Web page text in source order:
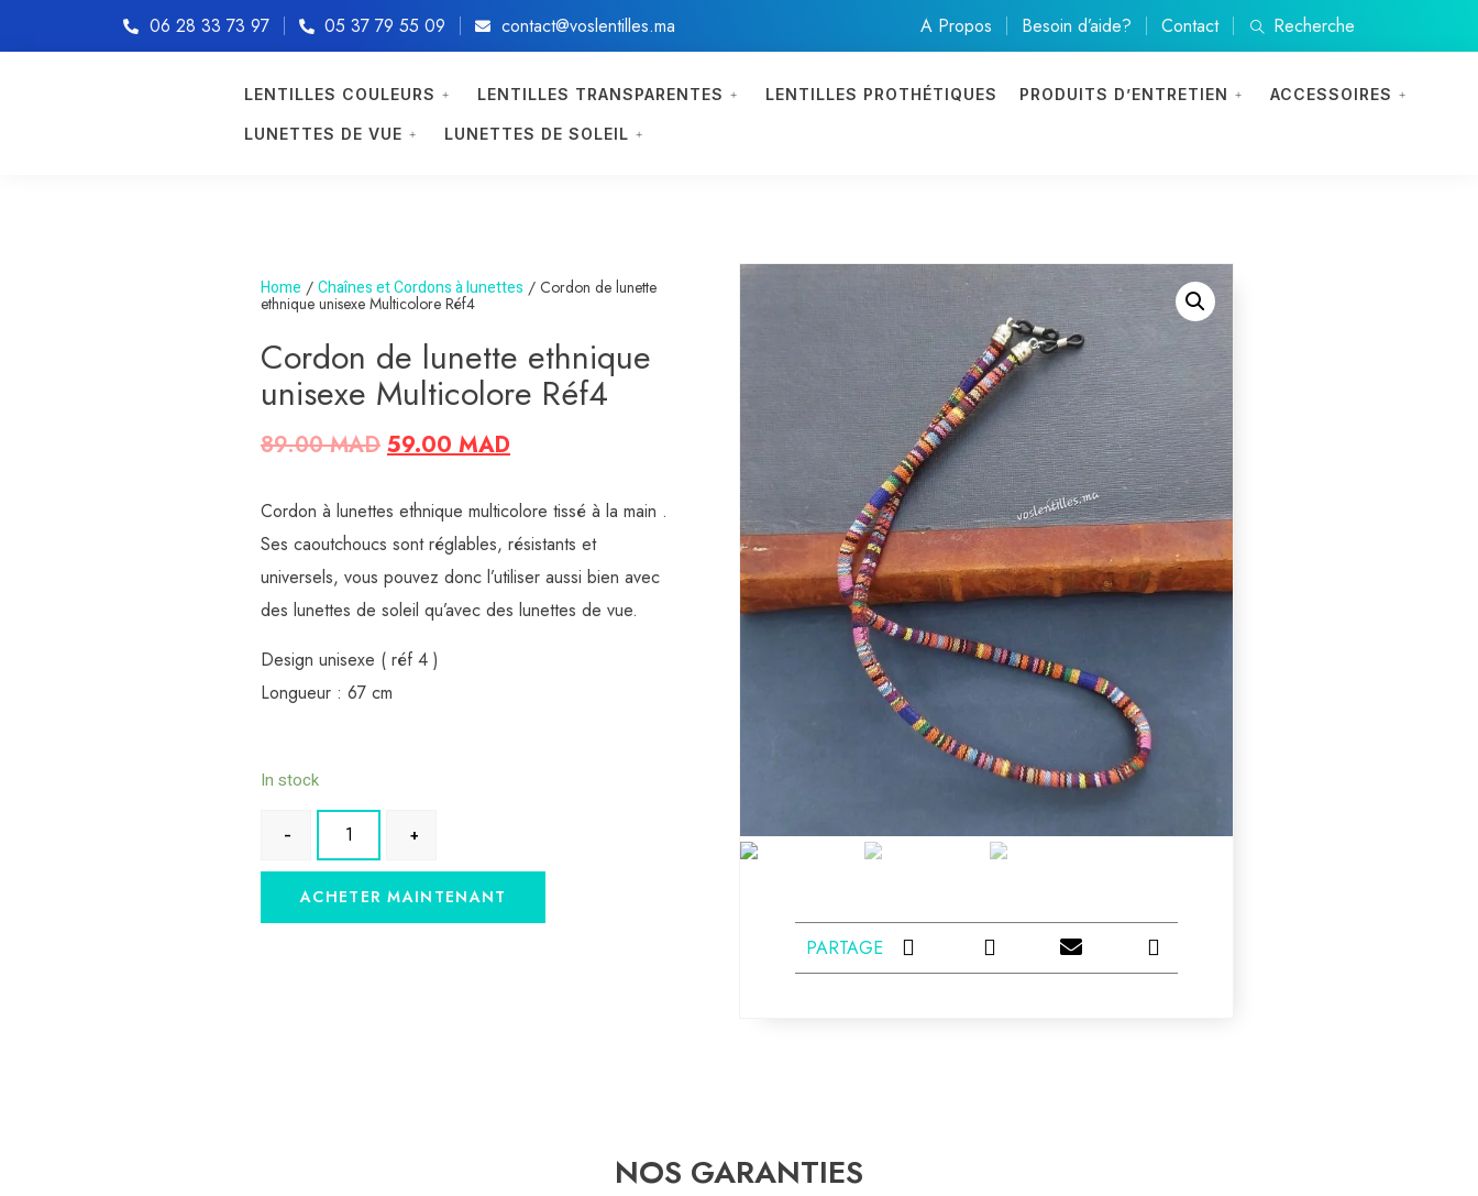
06 28 33 73 97 05 37 79 55 09 contact@voslentilles.ma À Propos Besoin d’aide? Contact Recherche
LENTILLES COULEURS LENTILLES TRANSPARENTES LENTILLES PROTHÉTIQUES PRODUITS D’ENTRETIEN ACCESSOIRES
LUNETTES DE VUE LUNETTES DE SOLEIL
Home / Chaînes et Cordons à lunettes / Cordon de lunette
ethnique unisexe Multicolore Réf4
Cordon de lunette ethnique
unisexe Multicolore Réf4
89.00MAD 59.00MAD
Cordon à lunettes ethnique multicolore tissé à la main .
Ses caoutchoucs sont réglables, résistants et
universels, vous pouvez donc l’utiliser aussi bien avec
des lunettes de soleil qu’avec des lunettes de vue.
Design unisexe ( réf 4 )
Longueur : 67 cm
In stock
ACHETER MAINTENANT
PARTAGE
NOS GARANTIES